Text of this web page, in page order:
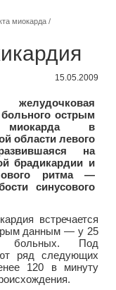
миокарда /
15.05.2009
встречается
данным — у 25
больных. Под
ряд следующих
120 в минуту